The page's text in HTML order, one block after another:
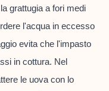
grattugia a fori medi
l'acqua in eccesso
evita che l'impasto
in cottura. Nel
le uova con lo